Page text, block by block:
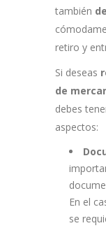
también
retiro y
Si deseas
de
debes
aspectos:
En el
se